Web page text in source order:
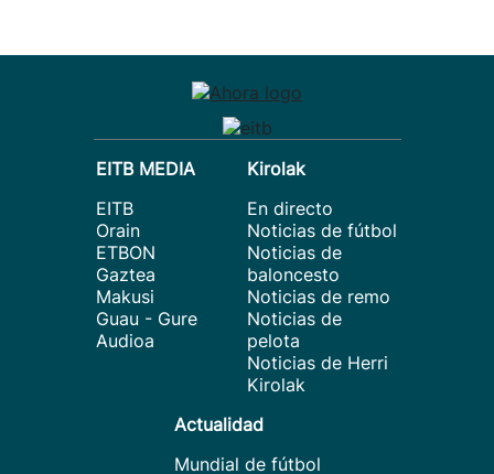
EITB MEDIA
EITB
Orain
ETBON
Gaztea
Makusi
Guau - Gure
Audioa
Kirolak
En directo
Noticias de fútbol
Noticias de
baloncesto
Noticias de remo
Noticias de
pelota
Noticias de Herri
Kirolak
Actualidad
Mundial de fútbol